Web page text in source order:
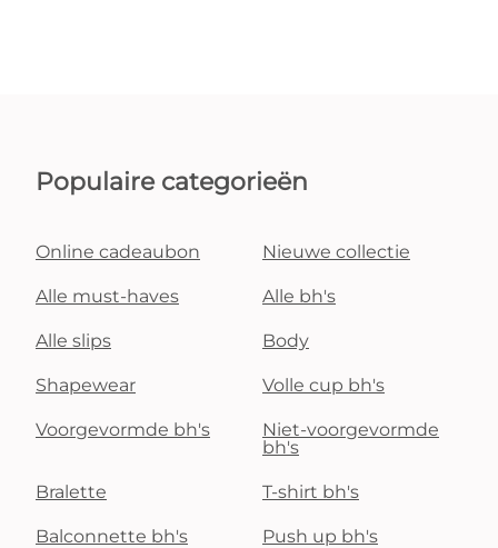
Populaire categorieën
Online cadeaubon Nieuwe collectie
Alle must-haves Alle bh's
Alle slips Body
Shapewear Volle cup bh's
Voorgevormde bh's
Niet-voorgevormde
bh's
Bralette T-shirt bh's
Balconnette bh's Push up bh's